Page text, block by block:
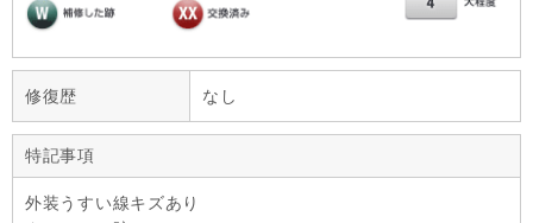
修復歴 なし
特記事項
外装うすい線キズあり